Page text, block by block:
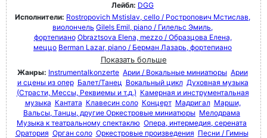
Лейбл: DGG
Исполнители: Rostropovich Mstislav, cello / Ростропович Мстислав,
виолончель Gilels Emil, piano / Гилельс Эмиль,
фортепиано Obraztsova Elena, mezzo / Образцова Елена,
меццо Berman Lazar, piano / Берман Лазарь, фортепиано
Показать больше
Жанры: Instrumentalkonzerte Арии / Вокальные миниатюры Арии
и сцены из опер Балет/Танец Вокальный цикл Духовная музыка
(Страсти, Мессы, Реквиемы и т.д.) Камерная и инструментальная
музыка Кантата Клавесин соло Концерт Мадригал Марши,
Вальсы, Танцы, другие Оркестровые миниатюры Мелодрама
Музыка к театральному спектаклю Опера, интермедия, серената
Оратория Орган соло Оркестровые произведения Песни / Гимны